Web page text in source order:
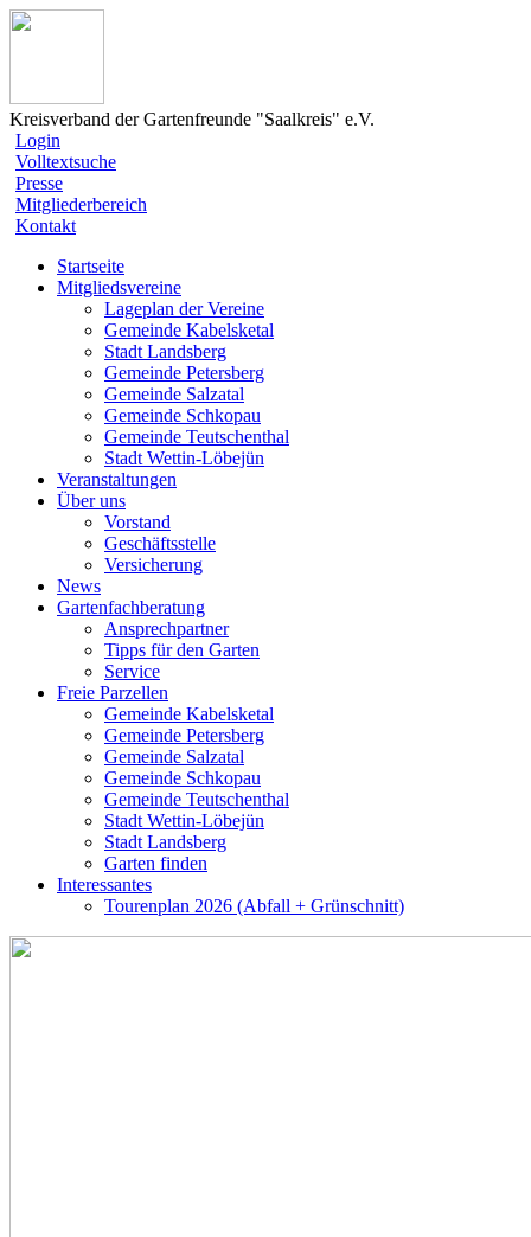
Kreisverband der Gartenfreunde "Saalkreis" e.V.
Login
Volltextsuche
Presse
Mitgliederbereich
Kontakt
Startseite
Mitgliedsvereine
Lageplan der Vereine
Gemeinde Kabelsketal
Stadt Landsberg
Gemeinde Petersberg
Gemeinde Salzatal
Gemeinde Schkopau
Gemeinde Teutschenthal
Stadt Wettin-Löbejün
Veranstaltungen
Über uns
Vorstand
Geschäftsstelle
Versicherung
News
Gartenfachberatung
Ansprechpartner
Tipps für den Garten
Service
Freie Parzellen
Gemeinde Kabelsketal
Gemeinde Petersberg
Gemeinde Salzatal
Gemeinde Schkopau
Gemeinde Teutschenthal
Stadt Wettin-Löbejün
Stadt Landsberg
Garten finden
Interessantes
Tourenplan 2026 (Abfall + Grünschnitt)